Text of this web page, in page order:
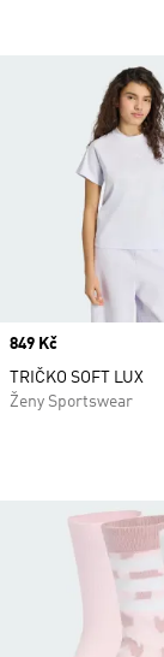
Price
849 Kč
TRIČKO SOFT LUX
Ženy Sportswear